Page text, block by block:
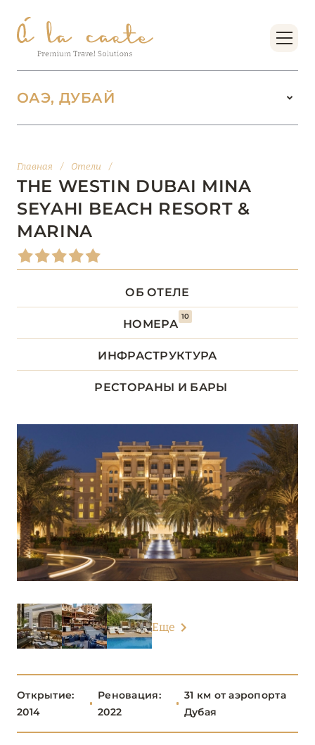
ОАЭ, ДУБАЙ
АБУ-ДАБИ
АДЖМАН
ДУБАЙ
Address Beach Resort
Address Dubai Mall
Address Sky View
Anantara World Islands Dubai Resort
Andaz Dubai The Palm
Armani Hotel Dubai
Atlantis The Palm
Atlantis The Royal
Banyan Tree Dubai
Boulevard, Autograph Collection
Burj Al Arab Jumeirah
Bvlgari Resort Dubai
Delano Dubai
Главная / Отели /
THE WESTIN DUBAI MINA
SEYAHI BEACH RESORT &
MARINA
ОБ ОТЕЛЕ
НОМЕРА
10
ИНФРАСТРУКТУРА
РЕСТОРАНЫ И БАРЫ
Еще
Открытие:
2014
Реновация:
2022
31 км от аэропорта
Дубая